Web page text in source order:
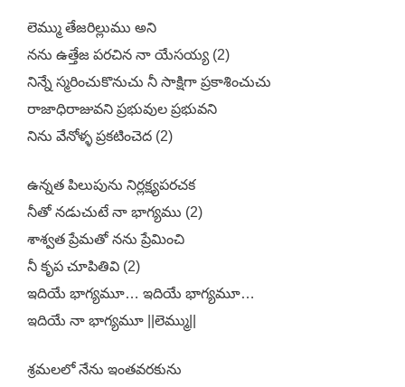
లెమ్ము తేజరిల్లుము అని
నను ఉత్తేజ పరచిన నా యేసయ్య (2)
నిన్నే స్మరించుకొనుచు నీ సాక్షిగా ప్రకాశించుచు
రాజాధిరాజువని ప్రభువుల ప్రభువని
నిను వేనోళ్ళ ప్రకటించెద (2)
ఉన్నత పిలుపును నిర్లక్ష్యపరచక
నీతో నడుచుటే నా భాగ్యము (2)
శాశ్వత ప్రేమతో నను ప్రేమించి
నీ కృప చూపితివి (2)
ఇదియే భాగ్యమూ… ఇదియే భాగ్యమూ…
ఇదియే నా భాగ్యమూ ||లెమ్ము||
శ్రమలలో నేను ఇంతవరకును